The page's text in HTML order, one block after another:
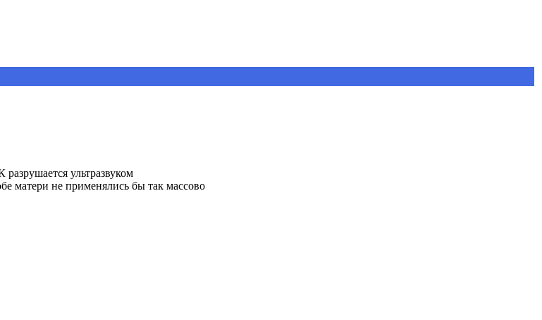
ультразвуком
матери не применялись бы так массово